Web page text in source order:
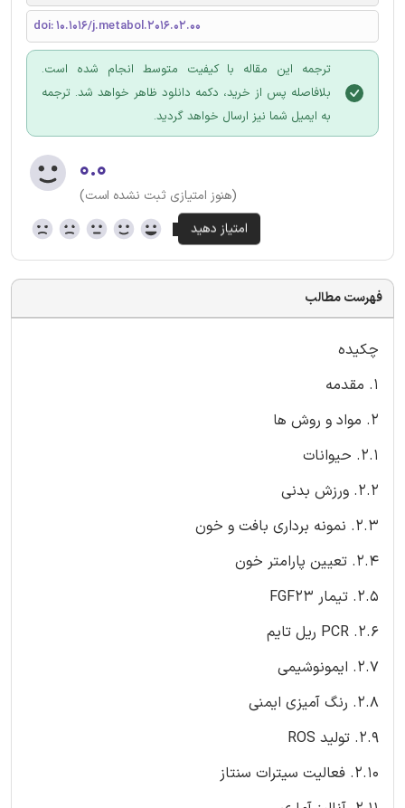
doi: 10.1016/j.metabol.2016.02.00
ترجمه این مقاله با کیفیت متوسط انجام شده است.
بلافاصله پس از خرید، دکمه دانلود ظاهر خواهد شد. ترجمه
به ایمیل شما نیز ارسال خواهد گردید.
۰.۰
(هنوز امتیازی ثبت نشده است)
فهرست مطالب
چکیده
1. مقدمه
2. مواد و روش ها
2.1. حیوانات
2.2. ورزش بدنی
2.3. نمونه برداری بافت و خون
2.4. تعیین پارامتر خون
2.5. تیمار FGF23
2.6. PCR ریل تایم
2.7. ایمونوشیمی
2.8. رنگ آمیزی ایمنی
2.9. تولید ROS
2.10. فعالیت سیترات سنتاز